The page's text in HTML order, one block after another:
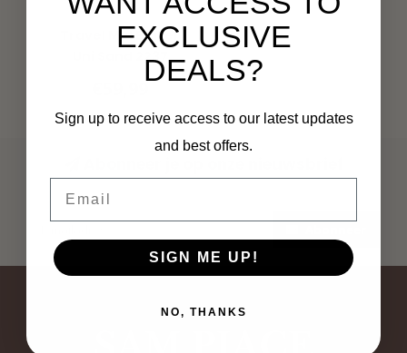
MI PIACE
Travel Mid Blazer
Uni Sand 2237
€59,99
Blijf op de hoogte over onze laatste acties
EXCLUSIVE
DEALS?
Sign up to receive access to our latest updates
and best offers.
SIGN ME UP!
NO, THANKS